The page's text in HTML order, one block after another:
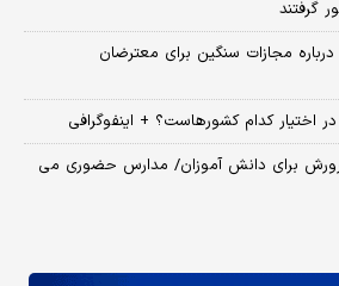
مجازات سنگین برای معترضان
اختیار کدام کشورهاست؟ + اینفوگرافی
برای دانش آموزان/ مدارس حضوری می